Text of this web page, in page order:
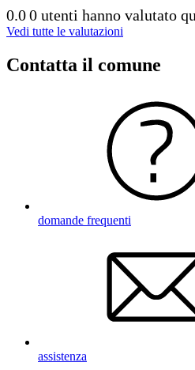
0.00 utenti hanno valutato
Vedi tutte le valutazioni
Contatta il comune
domande frequenti
assistenza